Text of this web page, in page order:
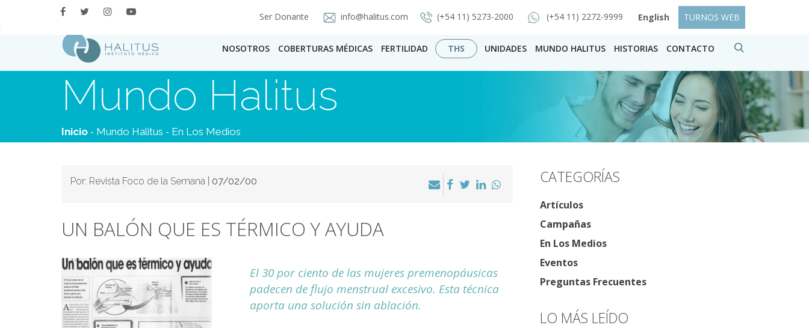
Ser Donante info@halitus.com (+54 11) 5273-2000 (+54 11) 2272-9999 English TURNOS WEB
NOSOTROS COBERTURAS MÉDICAS FERTILIDAD THS UNIDADES MUNDO HALITUS HISTORIAS CONTACTO
Mundo Halitus
Inicio - Mundo Halitus - En Los Medios
Por: Revista Foco de la Semana | 07/02/00
UN BALÓN QUE ES TÉRMICO Y AYUDA
El 30 por ciento de las mujeres premenopáusicas
padecen de flujo menstrual excesivo. Esta técnica
aporta una solución sin ablación.
CATEGORÍAS
Artículos
Campañas
En Los Medios
Eventos
Preguntas Frecuentes
LO MÁS LEÍDO